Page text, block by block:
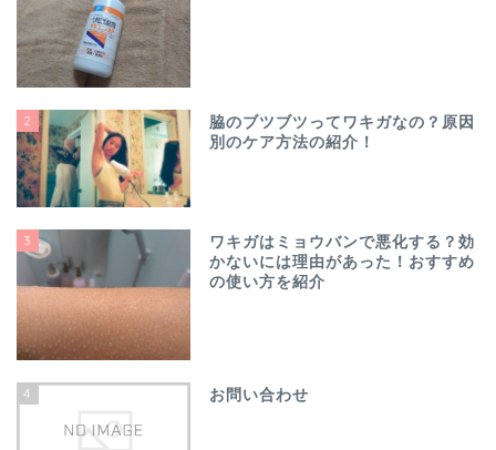
2
脇のブツブツってワキガなの？原因
別のケア方法の紹介！
3
ワキガはミョウバンで悪化する？効
かないには理由があった！おすすめ
の使い方を紹介
4 お問い合わせ